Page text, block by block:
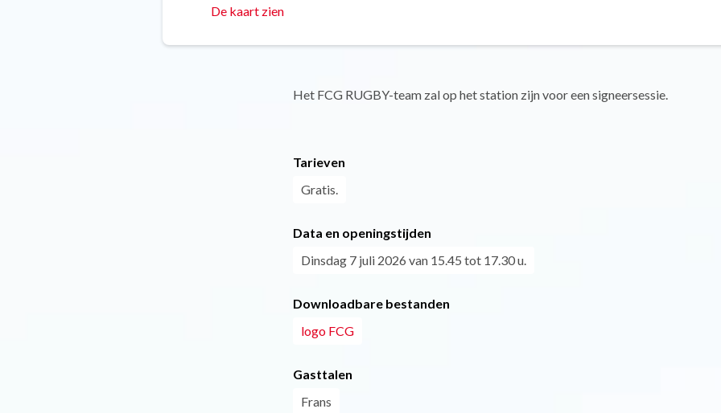
De kaart zien
Het FCG RUGBY-team zal op het station zijn voor een signeersessie.
Tarieven
Gratis.
Data en openingstijden
Dinsdag 7 juli 2026 van 15.45 tot 17.30 u.
Downloadbare bestanden
logo FCG
Gasttalen
Frans